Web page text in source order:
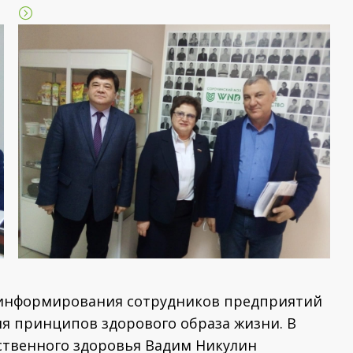
сотрудников предприятий
принципов здорового образа жизни. В
здоровья Вадим Никулин